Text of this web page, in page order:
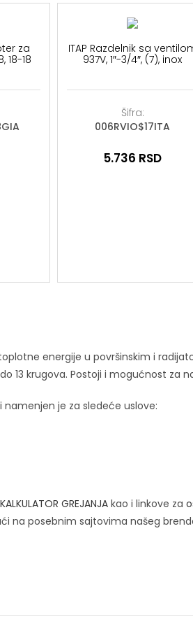
za
18-18
ITAP Razdelnik sa
937V, 1″-3/4″, (7), inox
Šifra:
006RVIO$17ITA
5.736 RSD
energije u površinskim i
13 krugova. Postoji i mogućnost za
namenjen je za sledeće uslove:
KALKULATOR GREJANJA kao i linkove za
na posebnim sajtovima našeg